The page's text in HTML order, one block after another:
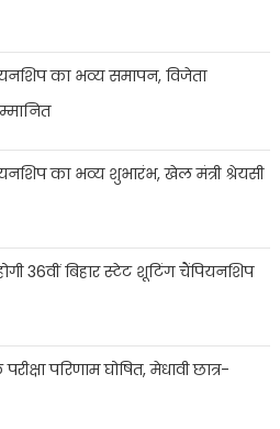
का भव्य समापन, विजेता
का भव्य शुभारंभ, खेल मंत्री श्रेयसी
36वीं बिहार स्टेट शूटिंग चैंपियनशिप
परिणाम घोषित, मेधावी छात्र-